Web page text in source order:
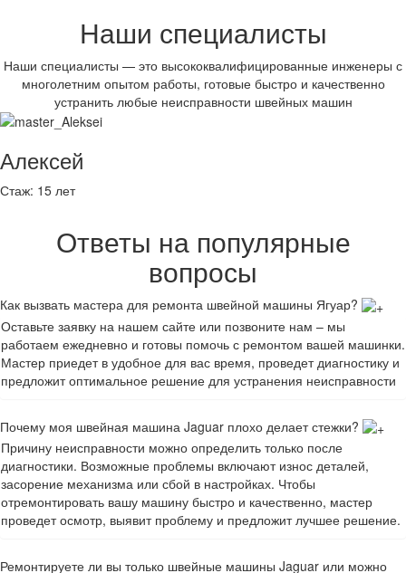
Наши специалисты
Наши специалисты — это высококвалифицированные инженеры с
многолетним опытом работы, готовые быстро и качественно
устранить любые неисправности швейных машин
Алексей
Стаж: 15 лет
Ответы на популярные
вопросы
Как вызвать мастера для ремонта швейной машины Ягуар?
Оставьте заявку на нашем сайте или позвоните нам – мы
работаем ежедневно и готовы помочь с ремонтом вашей машинки.
Мастер приедет в удобное для вас время, проведет диагностику и
предложит оптимальное решение для устранения неисправности
Почему моя швейная машина Jaguar плохо делает стежки?
Причину неисправности можно определить только после
диагностики. Возможные проблемы включают износ деталей,
засорение механизма или сбой в настройках. Чтобы
отремонтировать вашу машину быстро и качественно, мастер
проведет осмотр, выявит проблему и предложит лучшее решение.
Ремонтируете ли вы только швейные машины Jaguar или можно